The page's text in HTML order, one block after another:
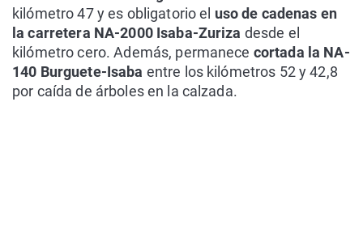
kilómetro 47 y es obligatorio el uso de cadenas en
la carretera NA-2000 Isaba-Zuriza desde el
kilómetro cero. Además, permanece cortada la NA-
140 Burguete-Isaba entre los kilómetros 52 y 42,8
por caída de árboles en la calzada.